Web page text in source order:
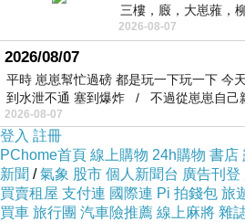
三樓，廄，大崽蕥，
個人整整齊齊地站在
2026-08-07
2026/08/07
平時 崽崽幫忙過磅 都是玩一下玩一下 今
到水泄不通 塞到爆炸 / 不過從崽崽自己
2026-08-07
登入 註冊
PChome首頁 線上購物 24h購物 書店
新聞 /氣象 股市 個人新聞台 廣告刊登
買賣租屋 支付連 國際連 Pi 拍錢包 旅
買車 旅行團 汽車險推薦 線上麻將 雜